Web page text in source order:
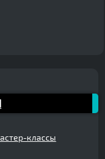
классы